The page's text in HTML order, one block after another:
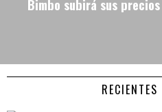
Bimbo subirá sus